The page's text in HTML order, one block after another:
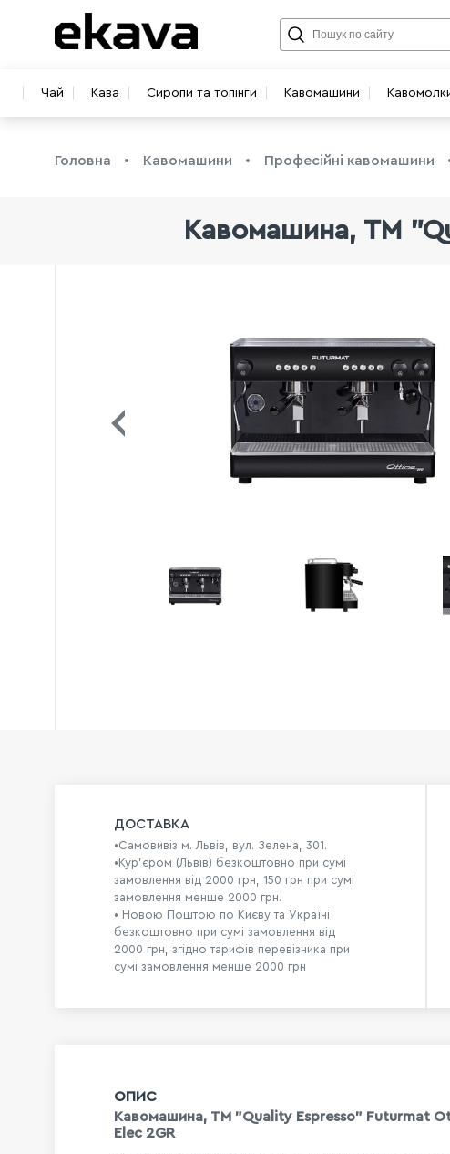
Чай Кава Сиропи та топінги Кавомашини
Головна Кавомашини Професійні кавомашини
Кавомашина, TM
ДОСТАВКА
•Самовивіз м. Львів, вул. Зелена, 301.
•Кур'єром (Львів) безкоштовно при сумі
замовлення від 2000 грн, 150 грн при сумі
замовлення менше 2000 грн.
• Новою Поштою по Києву та Україні
безкоштовно при сумі замовлення від
2000 грн, згідно тарифів перевізника при
сумі замовлення менше 2000 грн
ОПИС
Кавомашина, TM "Quality Espresso" Futurmat
Elec 2GR